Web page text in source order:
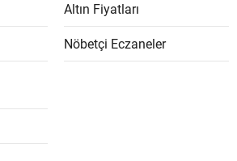
Altın Fiyatları
Nöbetçi Eczaneler